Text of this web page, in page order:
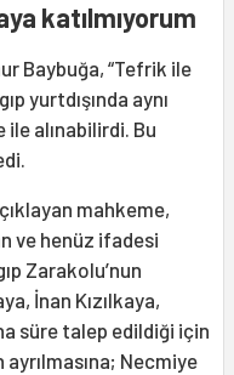
katılmıyorum
Baybuğa, “Tefrik ile
yurtdışında aynı
alınabilirdi. Bu
mahkeme,
ve henüz ifadesi
Zarakolu’nun
İnan Kızılkaya,
süre talep edildiği için
ayrılmasına; Necmiye